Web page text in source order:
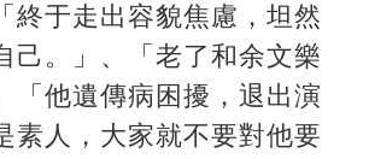
終于走出容貌焦慮，坦然
己。」、「老了和余文樂
「他遺傳病困擾，退出演
素人，大家就不要對他要